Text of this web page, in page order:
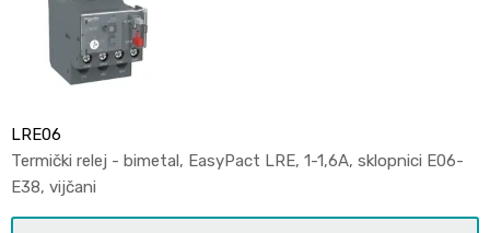
LRE06
Termički relej - bimetal, EasyPact LRE, 1-1,6A, sklopnici E06-
E38, vijčani